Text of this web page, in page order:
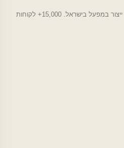
טפטים, מדבקות קיר וציפויי זכוכית. ייצור במפעל בישראל. 15,000+ לקוחות